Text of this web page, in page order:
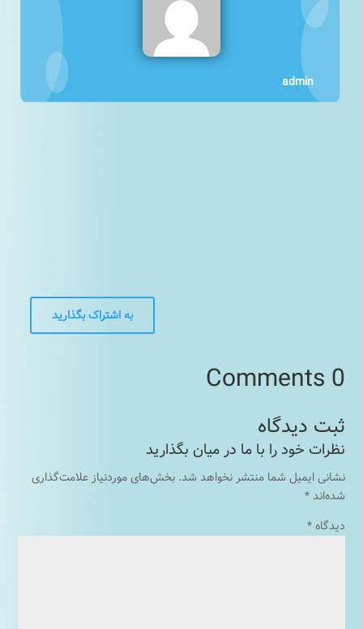
admin
به اشتراک بگذارید
0 Comments
نشانی ایمیل شما منتشر نخواهد شد. بخش‌های موردنیاز علامت‌گذاری
شده‌اند*
دیدگاه*